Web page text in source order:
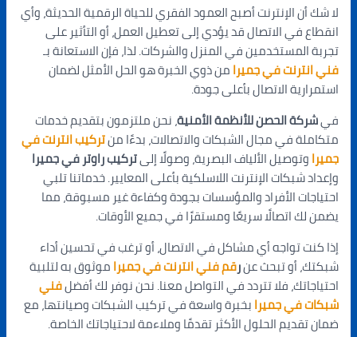
لا شك أن الإنترنت أصبح العمود الفقري للحياة الرقمية الحديثة، وأي
انقطاع في الاتصال قد يؤدي إلى تعطيل العمل، أو التأثير على
تجربة المستخدمين في المنزل والشركات. لذا، فإن الاستعانة بـ
فني انترنت في جميرامن ذوي الخبرة هو الحل الأمثل لضمان
استمرارية الاتصال بأعلى جودة.
فيشركة الحصن للأنظمة الأمنية، نحن ملتزمون بتقديم خدمات
متكاملة في مجال الشبكات والاتصالات، بدءًا منتركيب انترنت في
جميراوتوصيل الألياف البصرية، وصولًا إلىتركيب راوتر في جميرا
وإعداد شبكات الإنترنت اللاسلكية بأعلى المعايير. خدماتنا تلبي
احتياجات الأفراد والمؤسسات بجودة وكفاءة غير مسبوقة، مما
يضمن لك اتصالًا سريعًا ومستقرًا في جميع الأوقات.
إذا كنت تواجه أي مشاكل في الاتصال، أو ترغب في تحسين أداء
شبكتك، أو تبحث عنرقم فني انترنت في جميراموثوق به لتلبية
احتياجاتك، فلا تتردد في التواصل معنا. نحن نوفر لك أفضلفني
شبكات في جميرابخبرة واسعة في تركيب الشبكات وصيانتها، مع
ضمان تقديم الحلول الأكثر تقدمًا وملاءمة لاحتياجاتك الخاصة.